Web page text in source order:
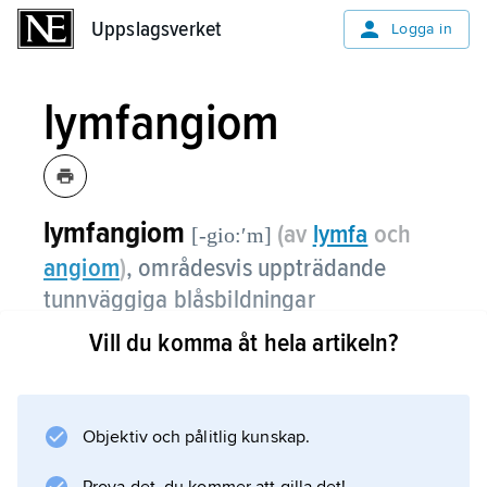
Uppslagsverket Logga in
lymfangiom
lymfangiom [-gio:ʹm] (av lymfa och
angiom), områdesvis uppträdande
tunnväggiga blåsbildningar
(missbildningar) inom lymfkärlen.
eller i skelettet. Lymfangiom uppträder främst
Vill du komma åt hela artikeln?
Objektiv och pålitlig kunskap.